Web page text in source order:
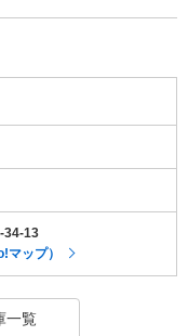
34-13
ップ）
一覧